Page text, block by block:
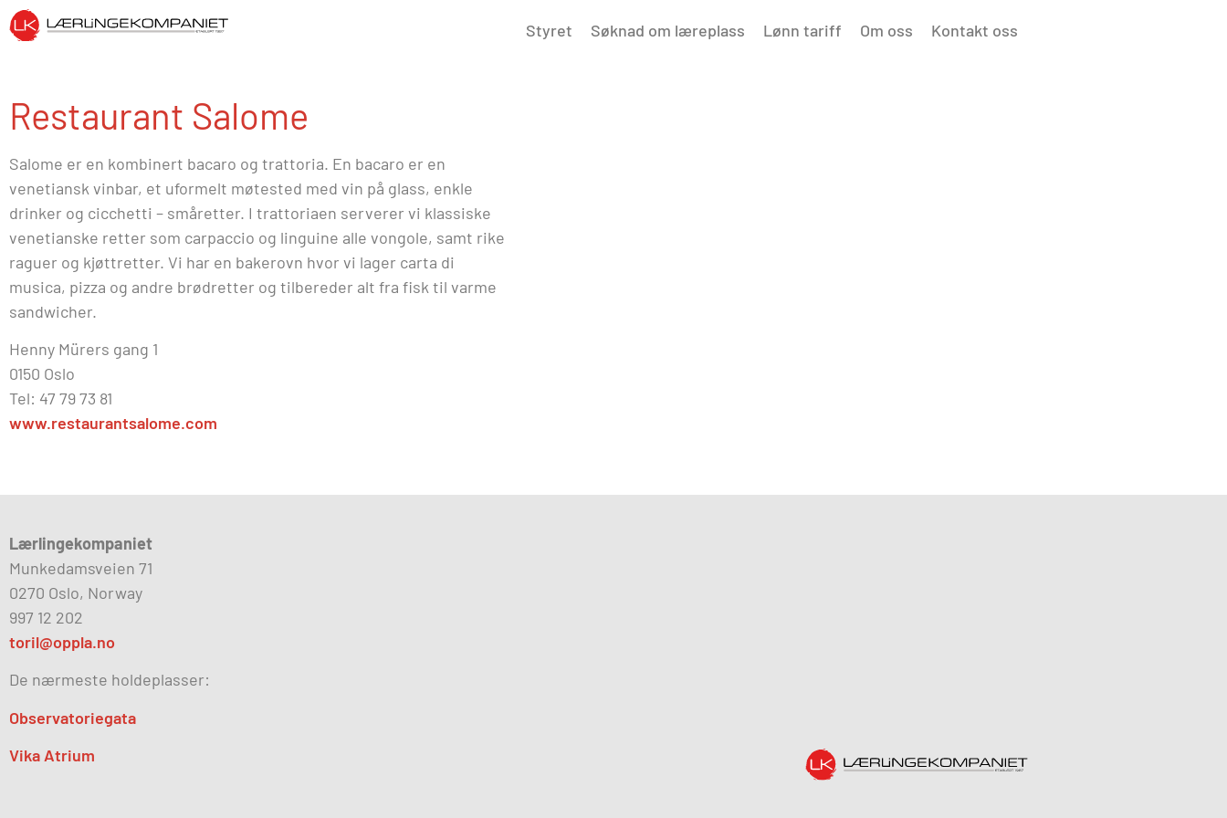
Styret Søknad om læreplass Lønn tariff Om oss Kontakt oss
Restaurant Salome
Salome er en kombinert bacaro og trattoria. En bacaro er en
venetiansk vinbar, et uformelt møtested med vin på glass, enkle
drinker og cicchetti – småretter. I trattoriaen serverer vi klassiske
venetianske retter som carpaccio og linguine alle vongole, samt rike
raguer og kjøttretter. Vi har en bakerovn hvor vi lager carta di
musica, pizza og andre brødretter og tilbereder alt fra fisk til varme
sandwicher.
Henny Mürers gang 1
0150 Oslo
Tel: 47 79 73 81
www.restaurantsalome.com
Lærlingekompaniet
Munkedamsveien 71
0270 Oslo, Norway
997 12 202
toril@oppla.no
De nærmeste holdeplasser:
Observatoriegata
Vika Atrium